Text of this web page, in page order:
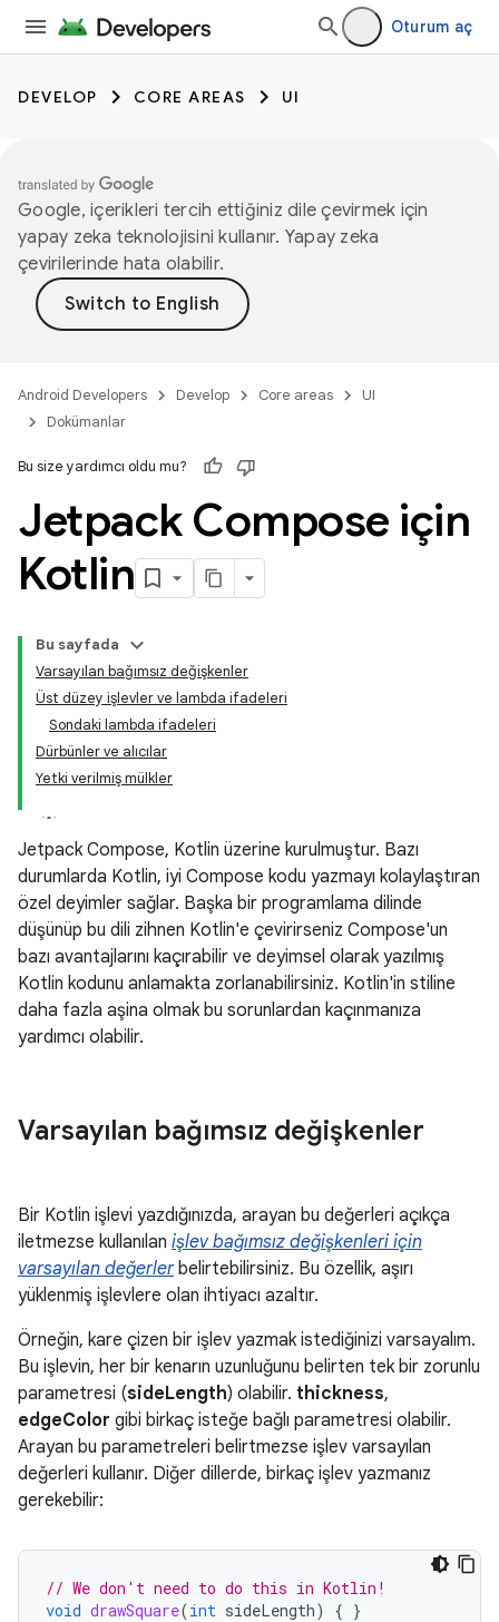
Oturum aç
DEVELOP CORE AREAS UI
Google, içerikleri tercih ettiğiniz dile çevirmek için
yapay zeka teknolojisini kullanır. Yapay zeka
çevirilerinde hata olabilir.
Android Developers Develop Core areas
UI
Dokümanlar
Bu size yardımcı oldu mu?
Jetpack Compose için
Kotlin
Bu sayfada
Varsayılan bağımsız değişkenler
Üst düzey işlevler ve lambda ifadeleri
Sondaki lambda ifadeleri
Dürbünler ve alıcılar
Yetki verilmiş mülkler
Jetpack Compose, Kotlin üzerine kurulmuştur. Bazı
durumlarda Kotlin, iyi Compose kodu yazmayı kolaylaştıran
özel deyimler sağlar. Başka bir programlama dilinde
düşünüp bu dili zihnen Kotlin'e çevirirseniz Compose'un
bazı avantajlarını kaçırabilir ve deyimsel olarak yazılmış
Kotlin kodunu anlamakta zorlanabilirsiniz. Kotlin'in stiline
daha fazla aşina olmak bu sorunlardan kaçınmanıza
yardımcı olabilir.
Varsayılan bağımsız değişkenler
Bir Kotlin işlevi yazdığınızda, arayan bu değerleri açıkça
iletmezse kullanılan işlev bağımsız değişkenleri için
varsayılan değerlerbelirtebilirsiniz. Bu özellik, aşırı
yüklenmiş işlevlere olan ihtiyacı azaltır.
Örneğin, kare çizen bir işlev yazmak istediğinizi varsayalım.
Bu işlevin, her bir kenarın uzunluğunu belirten tek bir zorunlu
parametresi (sideLength) olabilir. thickness,
edgeColor gibi birkaç isteğe bağlı parametresi olabilir.
Arayan bu parametreleri belirtmezse işlev varsayılan
değerleri kullanır. Diğer dillerde, birkaç işlev yazmanız
gerekebilir:
// We don't need to do this in Kotlin!
void drawSquare(int sideLength) { }